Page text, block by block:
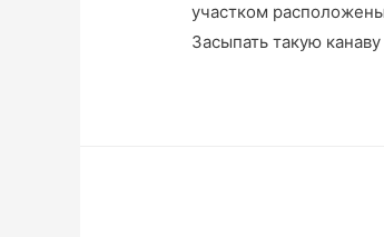
участком
Засыпать такую